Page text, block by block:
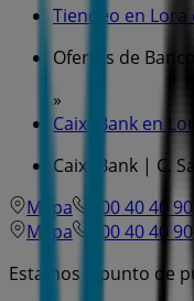
Tiendeo en Lora
Ofertas de
»
CaixaBank en
CaixaBank | C.
Mapa
600 40 40 90
Mapa
600 40 40 90
Estamos a punto de